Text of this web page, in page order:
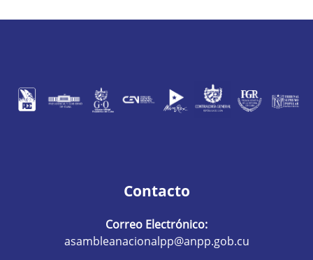
Contacto
Correo Electrónico:
asambleanacionalpp@anpp.gob.cu